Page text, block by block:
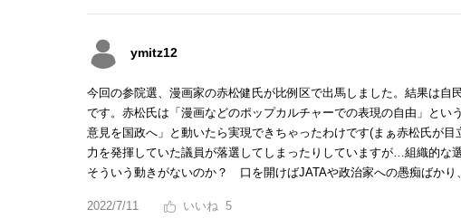
ymitz12
今回の参院選、漫画家の赤松健氏が比例区で出馬しました。結果は
です。赤松氏は「漫画などのポップカルチャーでの表現の自由」と
意見を国政へ」と動いたら実現できちゃったわけです(まぁ赤松氏が
力を発揮していた議員が落選してしまったりしていますが…組織的な
そういう動きがないのか？ 口を開けばJATAや政治家への愚痴ばかり
2022/7/11 5